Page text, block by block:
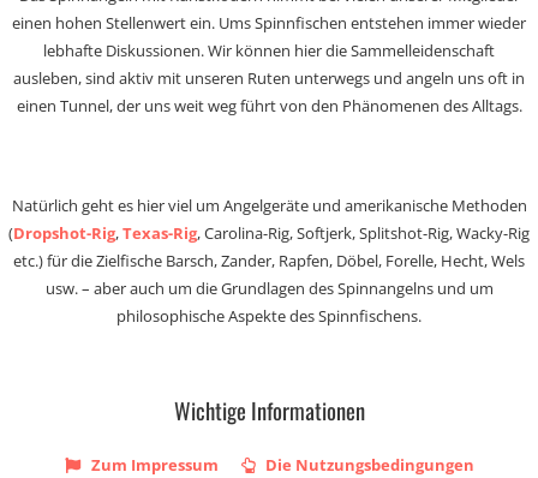
einen hohen Stellenwert ein. Ums Spinnfischen entstehen immer wieder
lebhafte Diskussionen. Wir können hier die Sammelleidenschaft
ausleben, sind aktiv mit unseren Ruten unterwegs und angeln uns oft in
einen Tunnel, der uns weit weg führt von den Phänomenen des Alltags.
Natürlich geht es hier viel um Angelgeräte und amerikanische Methoden
(Dropshot-Rig,Texas-Rig, Carolina-Rig, Softjerk, Splitshot-Rig, Wacky-Rig
etc.) für die Zielfische Barsch, Zander, Rapfen, Döbel, Forelle, Hecht, Wels
usw. – aber auch um die Grundlagen des Spinnangelns und um
philosophische Aspekte des Spinnfischens.
Wichtige Informationen
Zum Impressum
Die Nutzungsbedingungen